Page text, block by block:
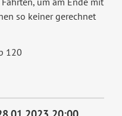
so keiner gerechnet
120